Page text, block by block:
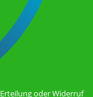
oder Widerruf